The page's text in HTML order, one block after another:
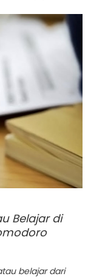
Belajar di
belajar dari